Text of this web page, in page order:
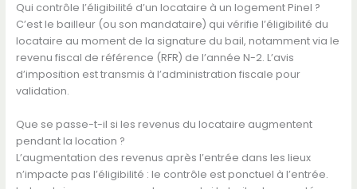
Qui contrôle l’éligibilité d’un locataire à un logement Pinel ?
C’est le bailleur (ou son mandataire) qui vérifie l’éligibilité du
locataire au moment de la signature du bail, notamment via le
revenu fiscal de référence (RFR) de l’année N-2. L’avis
d’imposition est transmis à l’administration fiscale pour
validation.
Que se passe-t-il si les revenus du locataire augmentent
pendant la location ?
L’augmentation des revenus après l’entrée dans les lieux
n’impacte pas l’éligibilité : le contrôle est ponctuel à l’entrée.